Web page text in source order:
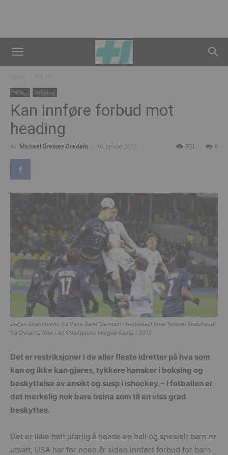
Helse Trening
Kan innføre forbud mot
heading
Av Michael Breines Oredam - 16. januar 2020 0
731
Zlatan Ibrahimovic fra Paris Saint Germain i hodeduell med Yevhen Khacheridi
fra Dynamo Kiev i en Champions League-kamp i 2012
Det er restriksjoner i de aller fleste idretter på hva som
kan og ikke kan gjøres, tykkere hansker i boksing og
beskyttelse av ansikt og susp i ishockey. – I fotballen er
det merkelig nok bare beina som til en viss grad
beskyttes.
Det er ikke helt ufarlig å heade en ball og spesielt barn er
utsatt, USA har for noen år siden innført forbud for barn